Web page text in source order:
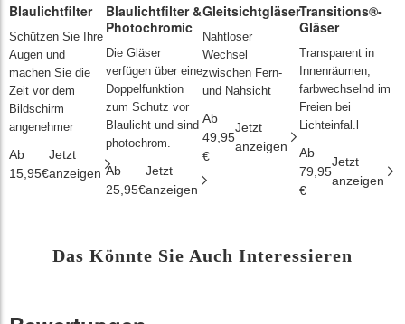
Blaulichtfilter
Schützen Sie Ihre
Augen und
machen Sie die
Zeit vor dem
Bildschirm
angenehmer
Ab
15,95€
Jetzt
anzeigen
Blaulichtfilter &
Photochromic
Die Gläser
verfügen über eine
Doppelfunktion
zum Schutz vor
Blaulicht und sind
photochrom.
Ab
25,95€
Jetzt
anzeigen
Gleitsichtgläser
Nahtloser
Wechsel
zwischen Fern-
und Nahsicht
Ab
49,95
€
Jetzt
anzeigen
Transitions®-
Gläser
Transparent in
Innenräumen,
farbwechselnd im
Freien bei
Lichteinfal.l
Ab
79,95
€
Jetzt
anzeigen
Das Könnte Sie Auch Interessieren